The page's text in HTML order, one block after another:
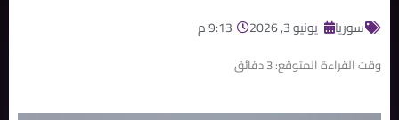
سوريا يونيو 3, 2026 9:13 م
وقت القراءة المتوقع:3دقائق